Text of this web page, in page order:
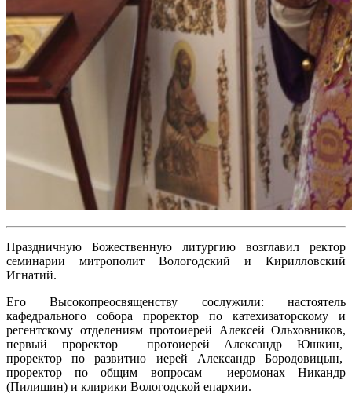
Праздничную Божественную литургию возглавил ректор
семинарии митрополит Вологодский и Кирилловский
Игнатий.
Его Высокопреосвященству сослужили: настоятель
кафедрального собора проректор по катехизаторскому и
регентскому отделениям протоиерей Алексей Ольховников,
первый проректор протоиерей Александр Юшкин,
проректор по развитию иерей Александр Бородовицын,
проректор по общим вопросам иеромонах Никандр
(Пилишин) и клирики Вологодской епархии.